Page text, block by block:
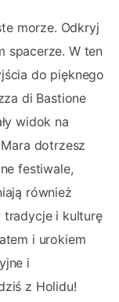
morze. Odkryj
spacerze. W ten
do pięknego
di Bastione
widok na
dotrzesz
festiwale,
również
i kulturę
i urokiem
i
z Holidu!